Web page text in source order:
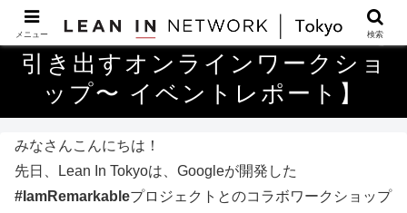
【8/1 #IamRemarkable〜自信を
引き出すオンラインワークショ
ップ〜 イベントレポート】
みなさんこんにちは！
先日、Lean In Tokyoは、Googleが開発した
#IamRemarkableプロジェクトとのコラボワークショップ
メニュー 検索